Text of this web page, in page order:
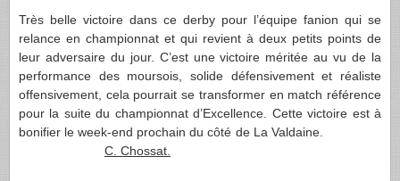
Très belle victoire dans ce derby pour l’équipe fanion qui se
relance en championnat et qui revient à deux petits points de
leur adversaire du jour. C’est une victoire méritée au vu de la
performance des moursois, solide défensivement et réaliste
offensivement, cela pourrait se transformer en match référence
pour la suite du championnat d’Excellence. Cette victoire est à
bonifier le week-end prochain du côté de La Valdaine.
C. Chossat.